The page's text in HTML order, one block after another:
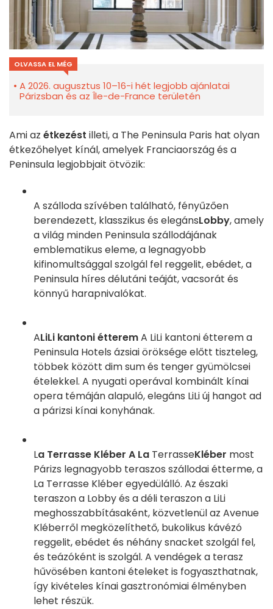
OLVASSA EL MÉG
A 2026. augusztus 10–16-i hét legjobb ajánlatai
Párizsban és az Île-de-France területén
Ami az étkezést illeti, a The Peninsula Paris hat olyan
étkezőhelyet kínál, amelyek Franciaország és a
Peninsula legjobbjait ötvözik:
A szálloda szívében található, fényűzően
berendezett, klasszikus és elegánsLobby, amely
a világ minden Peninsula szállodájának
emblematikus eleme, a legnagyobb
kifinomultsággal szolgál fel reggelit, ebédet, a
Peninsula híres délutáni teáját, vacsorát és
könnyű harapnivalókat.
ALiLi kantoni étteremA LiLi kantoni étterem a
Peninsula Hotels ázsiai öröksége előtt tiszteleg,
többek között dim sum és tenger gyümölcsei
ételekkel. A nyugati operával kombinált kínai
opera témáján alapuló, elegáns LiLi új hangot ad
a párizsi kínai konyhának.
La Terrasse Kléber A La TerrasseKléber most
Párizs legnagyobb teraszos szállodai étterme, a
La Terrasse Kléber egyedülálló. Az északi
teraszon a Lobby és a déli teraszon a LiLi
meghosszabbításaként, közvetlenül az Avenue
Kléberről megközelíthető, bukolikus kávézó
reggelit, ebédet és néhány snacket szolgál fel,
és teázóként is szolgál. A vendégek a terasz
hűvösében kantoni ételeket is fogyaszthatnak,
így kivételes kínai gasztronómiai élményben
lehet részük.